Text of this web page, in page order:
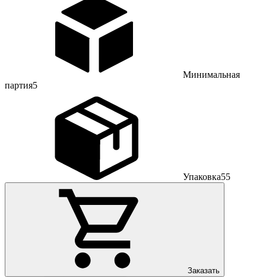
Минимальная
партия5
Упаковка55
Заказать